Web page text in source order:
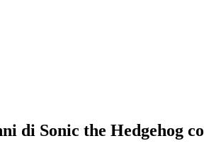
di Sonic the Hedgehog